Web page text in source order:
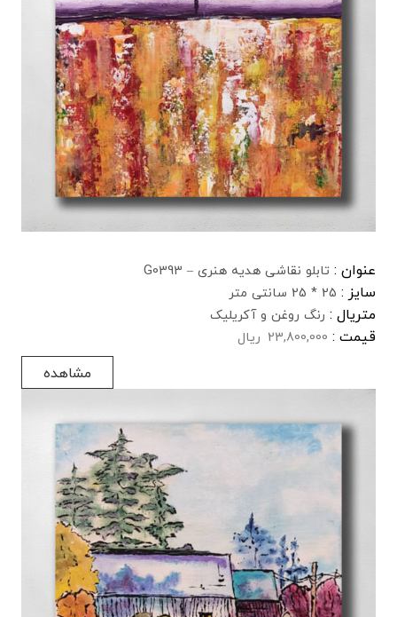
عنوان : تابلو نقاشی هدیه هنری – G0393
سایز : 25 * 25 سانتی متر
متریال : رنگ روغن و آکریلیک
قیمت : 23,800,000 ریال
مشاهده